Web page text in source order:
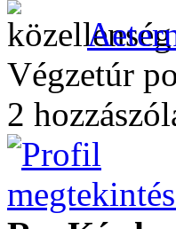
Végzetúr
2